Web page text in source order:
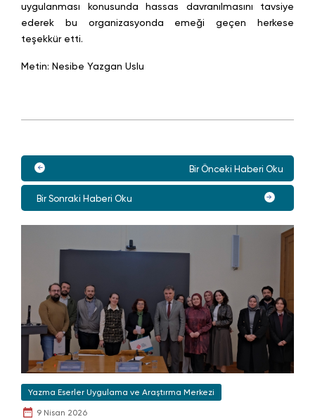
uygulanması konusunda hassas davranılmasını tavsiye
ederek bu organizasyonda emeği geçen herkese
teşekkür etti.
Metin: Nesibe Yazgan Uslu
Bir Önceki Haberi Oku
Bir Sonraki Haberi Oku
Yazma Eserler Uygulama ve Araştırma Merkezi
9 Nisan 2026